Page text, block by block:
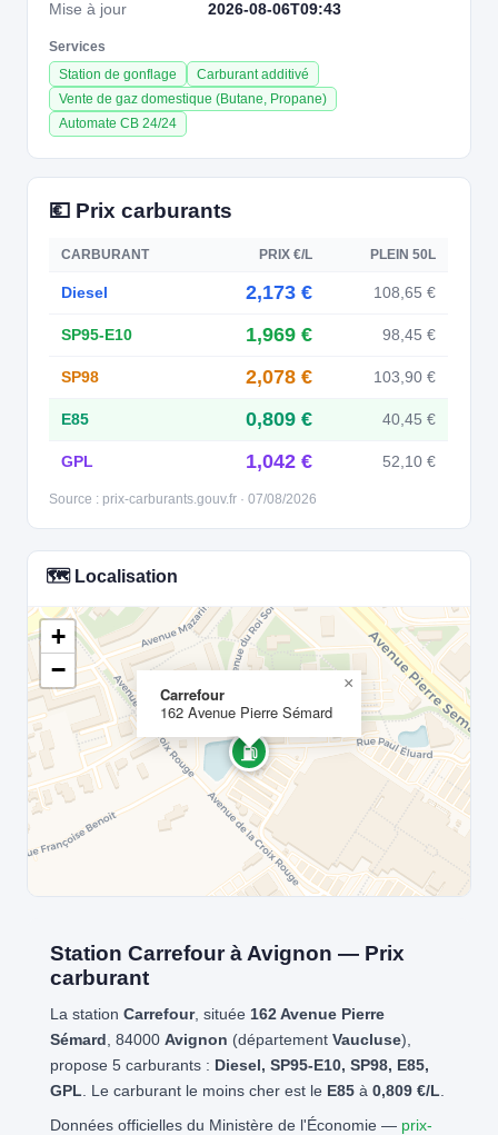
Mise à jour
2026-08-06T09:43
Services
Station de gonflage
Carburant additivé
Vente de gaz domestique (Butane, Propane)
Automate CB 24/24
💶 Prix carburants
CARBURANT PRIX €/L PLEIN 50L
Diesel 2,173 € 108,65 €
SP95-E10 1,969 € 98,45 €
SP98 2,078 € 103,90 €
E85 0,809 € 40,45 €
GPL 1,042 € 52,10 €
Source : prix-carburants.gouv.fr · 07/08/2026
🗺️ Localisation
⛽
Carrefour
162 Avenue Pierre Sémard
×
+
−
Station Carrefour à Avignon — Prix
carburant
La station Carrefour, située 162 Avenue Pierre
Sémard , 84000 Avignon (département Vaucluse),
propose 5 carburants : Diesel, SP95-E10, SP98, E85,
GPL . Le carburant le moins cher est le E85à 0,809 €/L
Données officielles du Ministère de l'Économie — prix-